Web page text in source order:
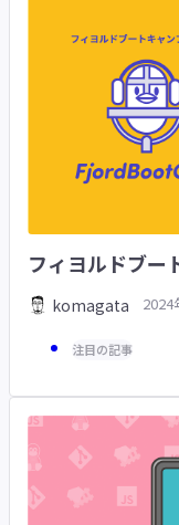
フィヨルドブー
komagata 2024
注目の記事